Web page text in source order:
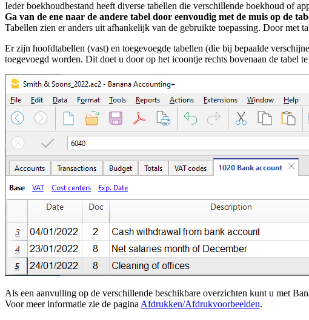
Ieder boekhoudbestand heeft diverse tabellen die verschillende boekhoud of
Ga van de ene naar de andere tabel door eenvoudig met de muis op de
Tabellen zien er anders uit afhankelijk van de gebruikte toepassing. Door met
Er zijn hoofdtabellen (vast) en toegevoegde tabellen (die bij bepaalde
toegevoegd worden. Dit doet u door op het icoontje rechts bovenaan de tabel
Als een aanvulling op de verschillende beschikbare overzichten kunt u met
Voor meer informatie zie de pagina Afdrukken/Afdrukvoorbeelden.